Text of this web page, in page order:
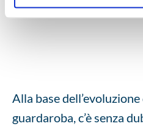
Alla base
guardaroba, c’è senza